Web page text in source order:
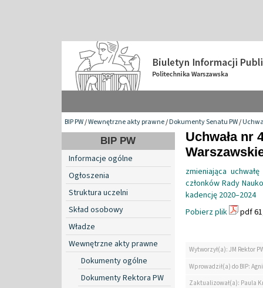
BIP PW/Wewnętrzne akty prawne/Dokumenty Senatu PW/
BIP PW
Informacje ogólne
Ogłoszenia
Struktura uczelni
Skład osobowy
Władze
Wewnętrzne akty prawne
Dokumenty ogólne
Dokumenty Rektora PW
Uchwała nr
zmieniająca
członków Rady
kadencję 2020–2024
Pobierz plik
pdf
Wytworzył(a): JM Rektor
Wprowadził(a) do BIP:
Zaktualizował(a): Paula